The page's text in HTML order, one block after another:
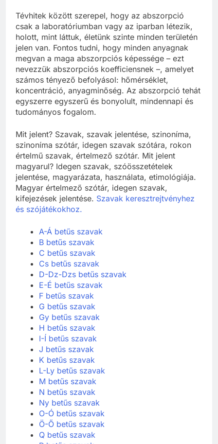
Tévhitek között szerepel, hogy az abszorpció
csak a laboratóriumban vagy az iparban létezik,
holott, mint láttuk, életünk szinte minden területén
jelen van. Fontos tudni, hogy minden anyagnak
megvan a maga abszorpciós képessége – ezt
nevezzük abszorpciós koefficiensnek –, amelyet
számos tényező befolyásol: hőmérséklet,
koncentráció, anyagminőség. Az abszorpció tehát
egyszerre egyszerű és bonyolult, mindennapi és
tudományos fogalom.
Mit jelent? Szavak, szavak jelentése, szinoníma,
szinoníma szótár, idegen szavak szótára, rokon
értelmű szavak, értelmező szótár. Mit jelent
magyarul? Idegen szavak, szóösszetételek
jelentése, magyarázata, használata, etimológiája.
Magyar értelmező szótár, idegen szavak,
kifejezések jelentése. Szavak keresztrejtvényhez
és szójátékokhoz.
A-Á betűs szavak
B betűs szavak
C betűs szavak
Cs betűs szavak
D-Dz-Dzs betűs szavak
E-É betűs szavak
F betűs szavak
G betűs szavak
Gy betűs szavak
H betűs szavak
I-Í betűs szavak
J betűs szavak
K betűs szavak
L-Ly betűs szavak
M betűs szavak
N betűs szavak
Ny betűs szavak
O-Ó betűs szavak
Ö-Ő betűs szavak
Q betűs szavak